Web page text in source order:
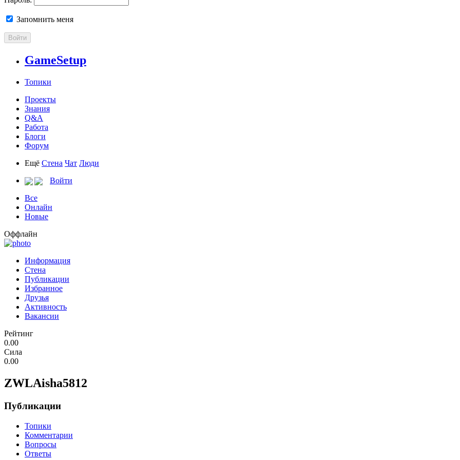
Запомнить меня
Войти
GameSetup
Топики
Проекты
Знания
Q&A
Работа
Блоги
Форум
Ещё Стена Чат Люди
Войти
Все
Онлайн
Новые
Оффлайн
Информация
Стена
Публикации
Избранное
Друзья
Активность
Вакансии
Рейтинг
0.00
Сила
0.00
ZWLAisha5812
Публикации
Топики
Комментарии
Вопросы
Ответы